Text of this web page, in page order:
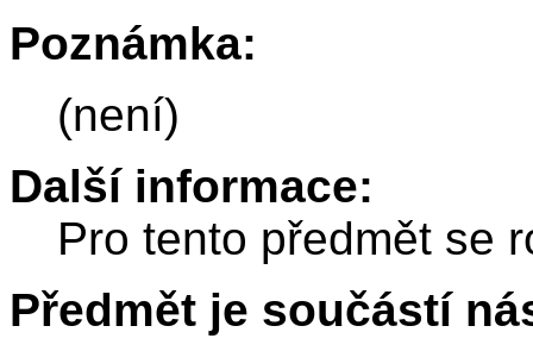
Poznámka:
(není)
Další informace:
Pro tento předmět se
Předmět je součástí